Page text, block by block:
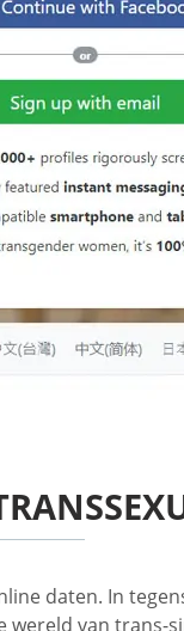
daten. In
van trans-